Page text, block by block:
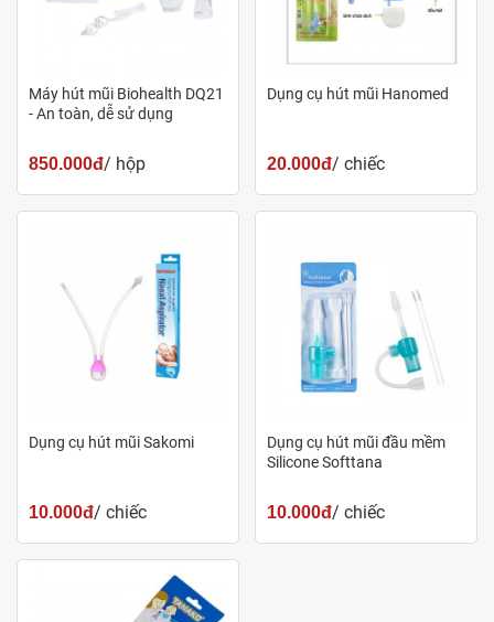
Máy hút mũi Biohealth DQ21
- An toàn, dễ sử dụng
850.000đ/ hộp
Dụng cụ hút mũi Hanomed
20.000đ/ chiếc
Dụng cụ hút mũi Sakomi
10.000đ/ chiếc
Dụng cụ hút mũi đầu mềm
Silicone Softtana
10.000đ/ chiếc